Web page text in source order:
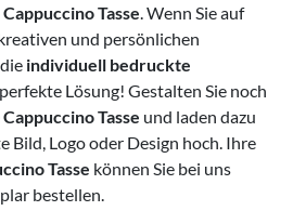
Tasse . Wenn Sie auf
und persönlichen
individuell bedruckte
Lösung! Gestalten Sie noch
Cappuccino Tasse und laden dazu
Bild, Logo oder Design hoch. Ihre
Tasse können Sie bei uns
bestellen.